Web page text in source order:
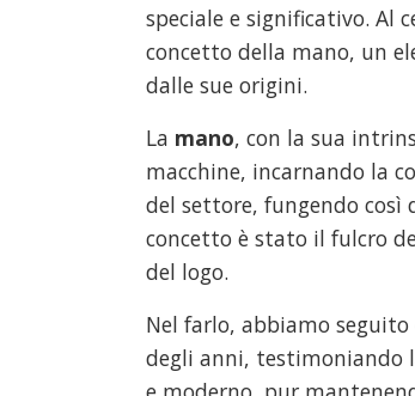
speciale e significativo. Al
concetto della mano, un
dalle sue origini.
La mano, con la sua
macchine, incarnando la
del settore, fungendo così
concetto è stato il fulcro
del logo.
Nel farlo, abbiamo
degli anni, testimoniando